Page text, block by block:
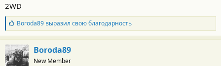
2WD
Б
л
а
г
о
д
Boroda89выразил свою благодарность
Boroda89
New Member